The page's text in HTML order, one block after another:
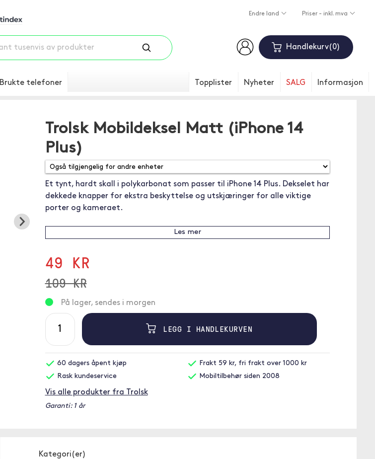
Endre land Priser - inkl. mva
Handlekurv 0
Brukte telefoner Topplister Nyheter SALG Informasjon
Trolsk Mobildeksel Matt (iPhone 14
Plus)
Et tynt, hardt skall i polykarbonat som passer til iPhone 14 Plus. Dekselet har
dekkede knapper for ekstra beskyttelse og utskjæringer for alle viktige
porter og kameraet.
Les mer
49 KR
109 KR
På lager, sendes i morgen
LEGG I HANDLEKURVEN
60 dagers åpent kjøp
Frakt 59 kr, fri frakt over 1000 kr
Rask kundeservice
Mobiltilbehør siden 2008
Vis alle produkter fra Trolsk
Garanti: 1 år
Kategori(er)